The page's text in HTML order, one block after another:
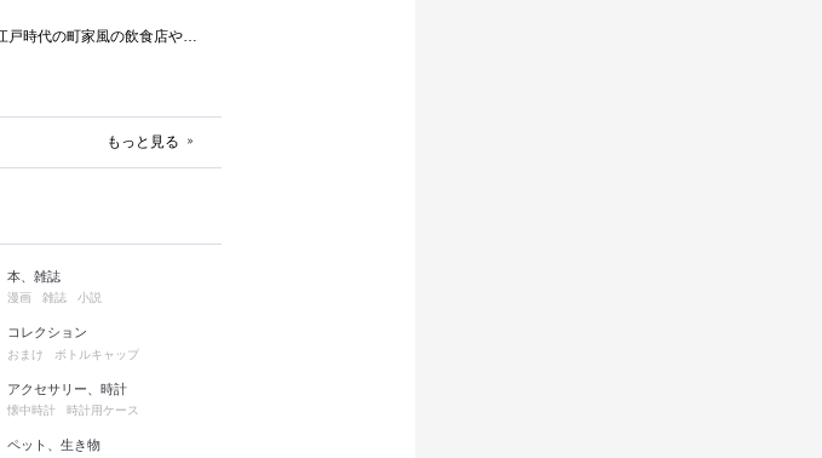
太秦映画村には、かなり大きな公式スーベニアショップの他にも、江戸時代の町家風の飲食店や土産物店が軒を連ねておりました。 何かよいもの...
もっと見る
本、雑誌
漫画 雑誌 小説
コレクション
おまけ ボトルキャップ
アクセサリー、時計
懐中時計 時計用ケース
ペット、生き物